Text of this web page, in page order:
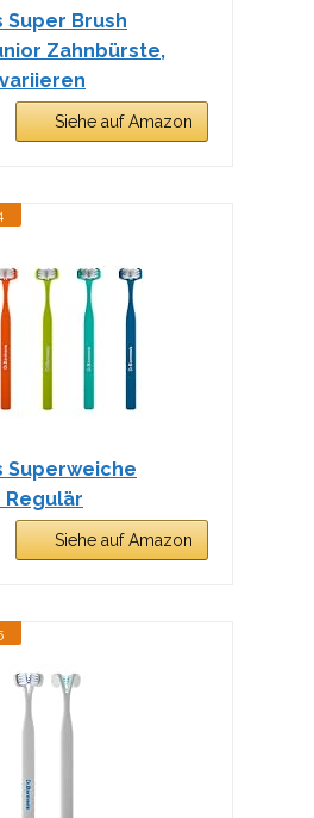
Super Brush
Zahnbürste,
Siehe auf Amazon
Superweiche
Regulär
Siehe auf Amazon